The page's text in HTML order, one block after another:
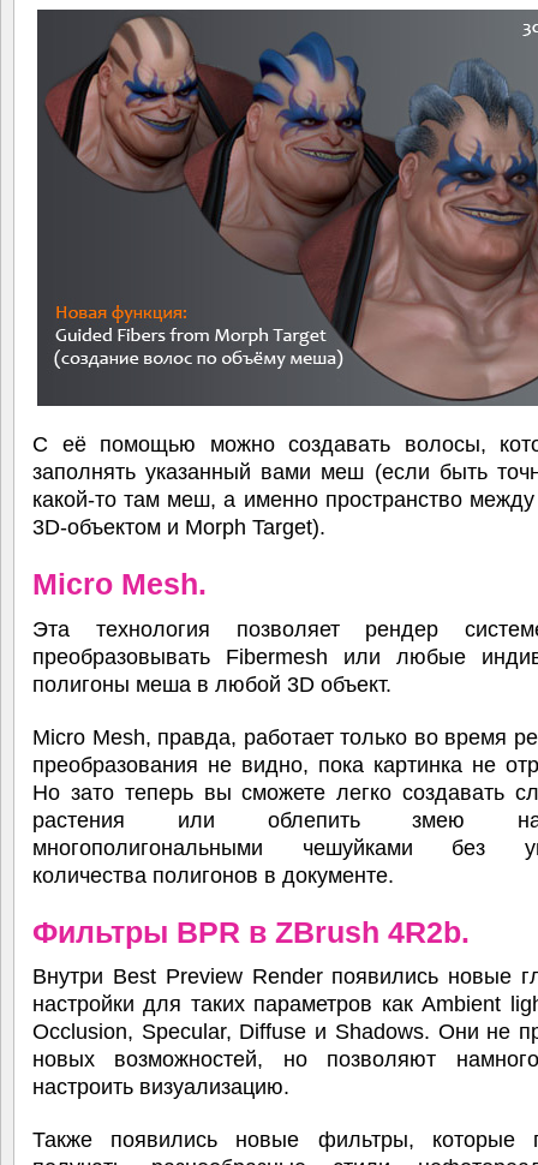
С её помощью можно создавать волосы,
заполнять указанный вами меш (если быть
какой-то там меш, а именно пространство
3D-объектом и Morph Target).
Micro Mesh.
Эта технология позволяет рендер
преобразовывать Fibermesh или любые
полигоны меша в любой 3D объект.
Micro Mesh, правда, работает только во время
преобразования не видно, пока картинка не
Но зато теперь вы сможете легко создавать
растения или облепить змею
многополигональными чешуйками без
количества полигонов в документе.
Фильтры BPR в ZBrush 4R2b.
Внутри Best Preview Render появились новые
настройки для таких параметров как Ambient
Occlusion, Specular, Diffuse и Shadows. Они не
новых возможностей, но позволяют
настроить визуализацию.
Также появились новые фильтры, которые